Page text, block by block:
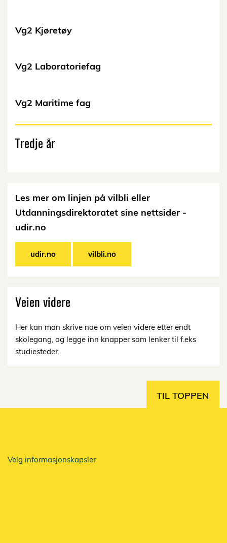
Vg2 Kjøretøy
Vg2 Laboratoriefag
Vg2 Maritime fag
Tredje år
Les mer om linjen på vilbli eller
Utdanningsdirektoratet sine nettsider -
udir.no
udir.no vilbli.no
Veien videre
Her kan man skrive noe om veien videre etter endt
skolegang, og legge inn knapper som lenker til f.eks
studiesteder.
TIL TOPPEN
Velg informasjonskapsler